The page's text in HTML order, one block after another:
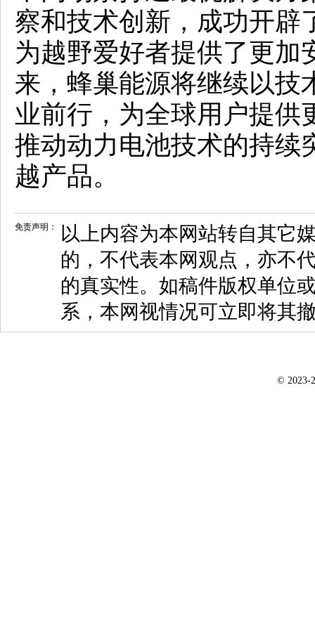
察和技术创新，成功开辟
为越野爱好者提供了更加
来，蜂巢能源将继续以技
业前行，为全球用户提供
推动动力电池技术的持续
越产品。
免责声明：
以上内容为本网站转自其它
的，不代表本网观点，亦不
的真实性。如稿件版权单位
系，本网视情况可立即将其
© 2023-